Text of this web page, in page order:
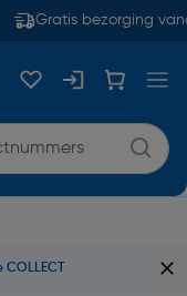
Gratis bezorging